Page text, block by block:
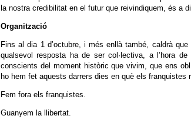
la nostra credibilitat en el futur que reivindiquem, és a
Organització
Fins al dia 1 d’octubre, i més enllà també, caldrà
qualsevol resposta ha de ser col·lectiva, a l’hora
conscients del moment històric que vivim, que ens
ho hem fet aquests darrers dies en què els
Fem fora els franquistes.
Guanyem la llibertat.